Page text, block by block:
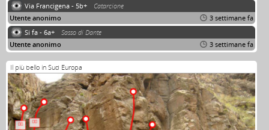
Via Francigena - 5b+
Catarcione
Utente anonimo
3 settimane fa
Si fa - 6a+
Sasso di Dante
Utente anonimo
3 settimane fa
Il più bello in Sud Europa